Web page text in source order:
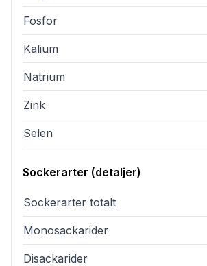
Fosfor
Kalium
Natrium
Zink
Selen
Sockerarter (detaljer)
Sockerarter totalt
Monosackarider
Disackarider